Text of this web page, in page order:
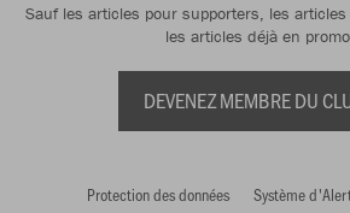
Sauf les articles pour supporters, les
les articles déjà en
DEVENEZ MEMBRE DU
Protection des données
Système